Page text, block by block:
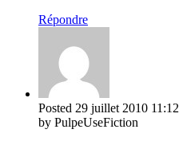
Répondre
Posted 29 juillet 2010 11:12
by PulpeUseFiction